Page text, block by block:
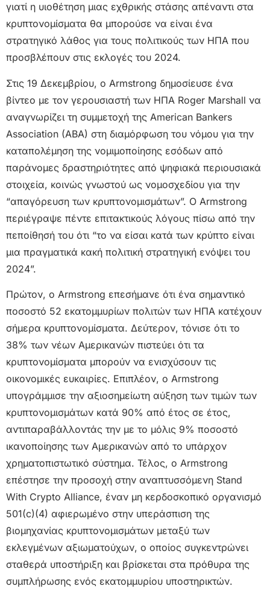
γιατί η υιοθέτηση μιας εχθρικής στάσης απέναντι στα
κρυπτονομίσματα θα μπορούσε να είναι ένα
στρατηγικό λάθος για τους πολιτικούς των ΗΠΑ που
προσβλέπουν στις εκλογές του 2024.
Στις 19 Δεκεμβρίου, ο Armstrong δημοσίευσε ένα
βίντεο με τον γερουσιαστή των ΗΠΑ Roger Marshall να
αναγνωρίζει τη συμμετοχή της American Bankers
Association (ABA) στη διαμόρφωση του νόμου για την
καταπολέμηση της νομιμοποίησης εσόδων από
παράνομες δραστηριότητες από ψηφιακά περιουσιακά
στοιχεία, κοινώς γνωστού ως νομοσχεδίου για την
“απαγόρευση των κρυπτονομισμάτων”. Ο Armstrong
περιέγραψε πέντε επιτακτικούς λόγους πίσω από την
πεποίθησή του ότι “το να είσαι κατά των κρύπτο είναι
μια πραγματικά κακή πολιτική στρατηγική ενόψει του
2024”.
Πρώτον, ο Armstrong επεσήμανε ότι ένα σημαντικό
ποσοστό 52 εκατομμυρίων πολιτών των ΗΠΑ κατέχουν
σήμερα κρυπτονομίσματα. Δεύτερον, τόνισε ότι το
38% των νέων Αμερικανών πιστεύει ότι τα
κρυπτονομίσματα μπορούν να ενισχύσουν τις
οικονομικές ευκαιρίες. Επιπλέον, ο Armstrong
υπογράμμισε την αξιοσημείωτη αύξηση των τιμών των
κρυπτονομισμάτων κατά 90% από έτος σε έτος,
αντιπαραβάλλοντάς την με το μόλις 9% ποσοστό
ικανοποίησης των Αμερικανών από το υπάρχον
χρηματοπιστωτικό σύστημα. Τέλος, ο Armstrong
επέστησε την προσοχή στην αναπτυσσόμενη Stand
With Crypto Alliance, έναν μη κερδοσκοπικό οργανισμό
501(c)(4) αφιερωμένο στην υπεράσπιση της
βιομηχανίας κρυπτονομισμάτων μεταξύ των
εκλεγμένων αξιωματούχων, ο οποίος συγκεντρώνει
σταθερά υποστήριξη και βρίσκεται στα πρόθυρα της
συμπλήρωσης ενός εκατομμυρίου υποστηρικτών.